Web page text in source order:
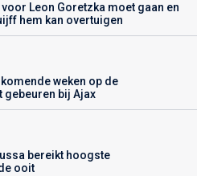
Leon Goretzka moet gaan en
hem kan overtuigen
weken op de
bij Ajax
bereikt hoogste
ooit